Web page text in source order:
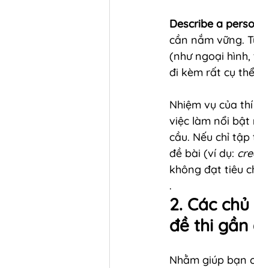
Describe a
cần nắm vững.
(như ngoại
đi kèm rất cụ
Nhiệm vụ của
việc làm nổi bật
cầu. Nếu chỉ
đề bài (ví dụ:
không đạt tiêu
.
2. Các
đề thi gần
Nhằm giúp bạn